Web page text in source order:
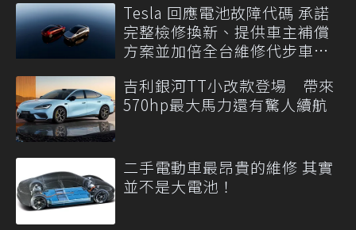
Tesla 回應電池故障代碼 承諾
完整檢修換新、提供車主補償
方案並加倍全台維修代步車數
吉利銀河TT小改款登場 帶來
570hp最大馬力還有驚人續航
二手電動車最昂貴的維修 其實
並不是大電池！